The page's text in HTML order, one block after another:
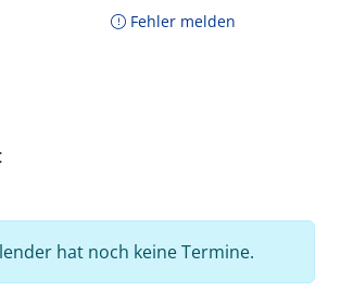
Fehler melden
hat noch keine Termine.